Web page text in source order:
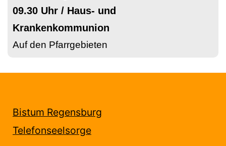
09.30 Uhr / Haus- und
Krankenkommunion
Auf den Pfarrgebieten
Bistum Regensburg
Telefonseelsorge